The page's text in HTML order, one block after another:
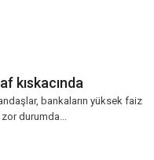
kıskacında
bankaların yüksek faiz
zor durumda...